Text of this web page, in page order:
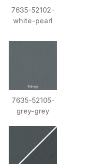
7635-52102-
white-pearl
7635-52105-
grey-grey